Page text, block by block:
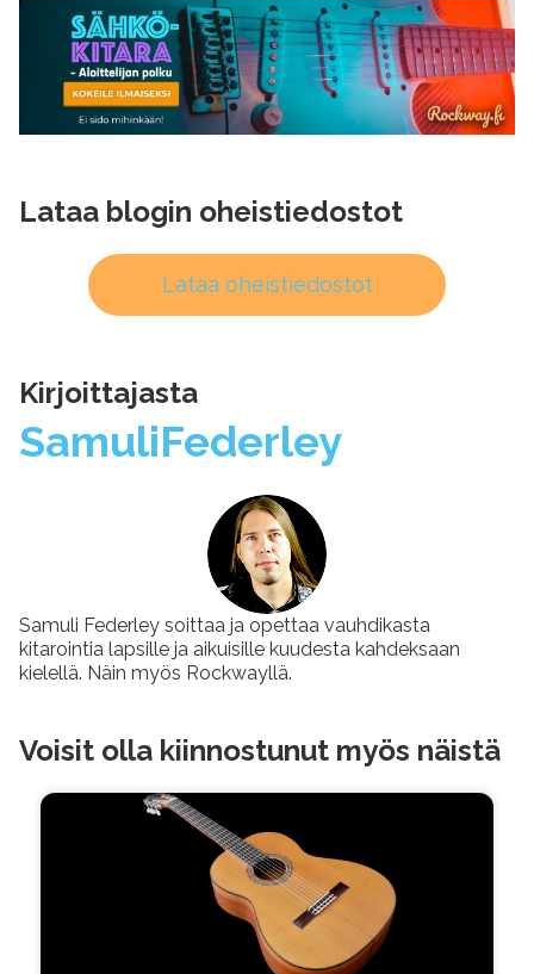
Lataa blogin oheistiedostot
Lataa oheistiedostot
Kirjoittajasta
SamuliFederley
Samuli Federley soittaa ja opettaa vauhdikasta
kitarointia lapsille ja aikuisille kuudesta kahdeksaan
kielellä. Näin myös Rockwayllä.
Voisit olla kiinnostunut myös näistä